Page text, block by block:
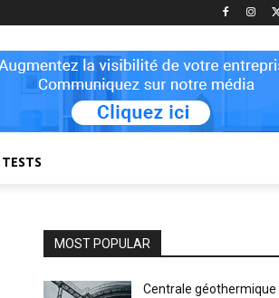
TESTS
MOST POPULAR
Centrale géothermique